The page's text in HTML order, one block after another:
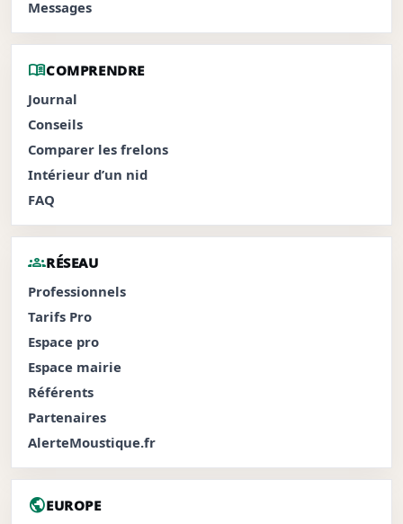
Messages
menu_bookCOMPRENDRE
Journal
Conseils
Comparer les frelons
Intérieur d’un nid
FAQ
groupsRÉSEAU
Professionnels
Tarifs Pro
Espace pro
Espace mairie
Référents
Partenaires
AlerteMoustique.fr
publicEUROPE